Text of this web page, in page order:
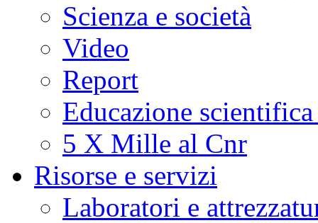
Scienza e società
Video
Report
Educazione
5 X Mille al Cnr
Risorse e servizi
Laboratori e